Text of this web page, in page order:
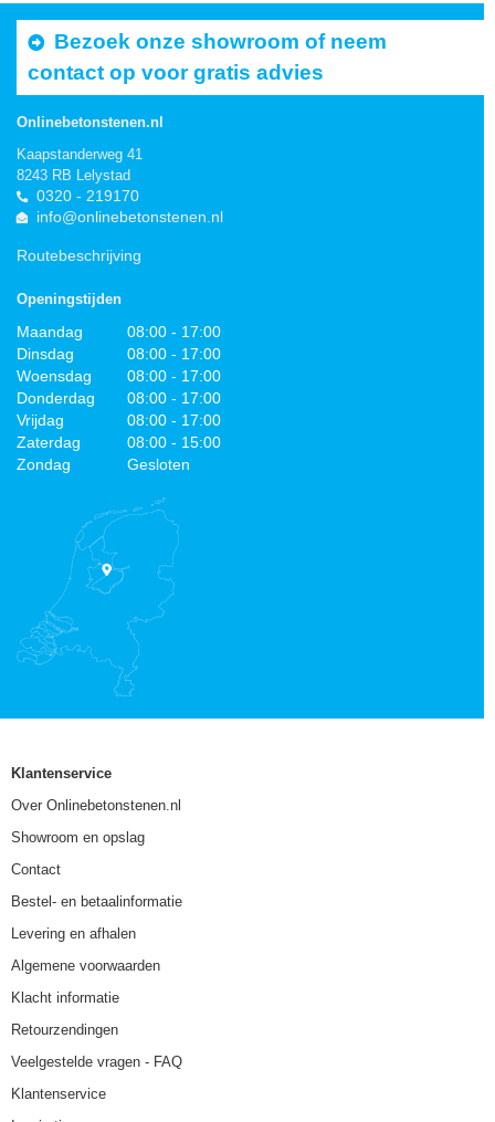
Bezoek onze showroom of neem
contact op voor gratis advies
Onlinebetonstenen.nl
Kaapstanderweg 41
8243 RB Lelystad
0320 - 219170
info@onlinebetonstenen.nl
Routebeschrijving
Openingstijden
Maandag
08:00 - 17:00
Dinsdag
08:00 - 17:00
Woensdag
08:00 - 17:00
Donderdag
08:00 - 17:00
Vrijdag
08:00 - 17:00
Zaterdag
08:00 - 15:00
Zondag
Gesloten
Klantenservice
Over Onlinebetonstenen.nl
Showroom en opslag
Contact
Bestel- en betaalinformatie
Levering en afhalen
Algemene voorwaarden
Klacht informatie
Retourzendingen
Veelgestelde vragen - FAQ
Klantenservice